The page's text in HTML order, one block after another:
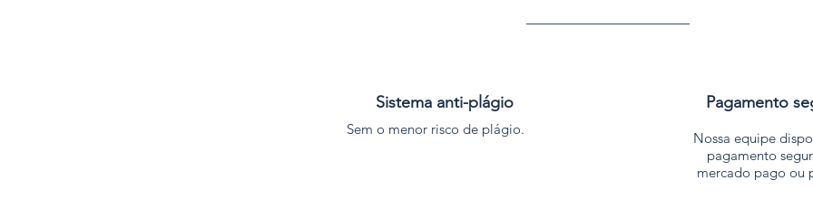
Sistema anti-plágio
Sem o menor risco de plágio.
Pagamento
Nossa equipe
pagamento
mercado pago ou